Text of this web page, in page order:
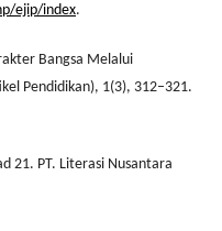
ejip/index.
Bangsa Melalui
Pendidikan), 1(3), 312–321.
21. PT. Literasi Nusantara